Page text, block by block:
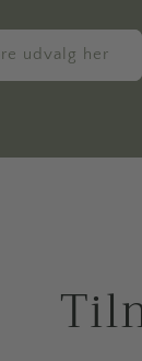
udvalg her